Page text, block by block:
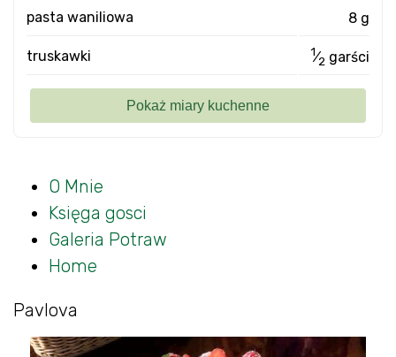
O Mnie
Księga gosci
Galeria Potraw
Home
Pavlova
pasta waniliowa 8 g
truskawki 1⁄2 garści